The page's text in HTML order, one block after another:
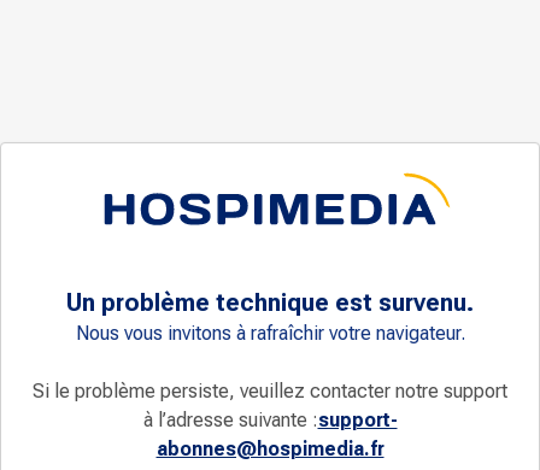
Un problème technique est survenu.
Nous vous invitons à rafraîchir votre navigateur.
Si le problème persiste, veuillez contacter notre support
à l’adresse suivante :support-
abonnes@hospimedia.fr